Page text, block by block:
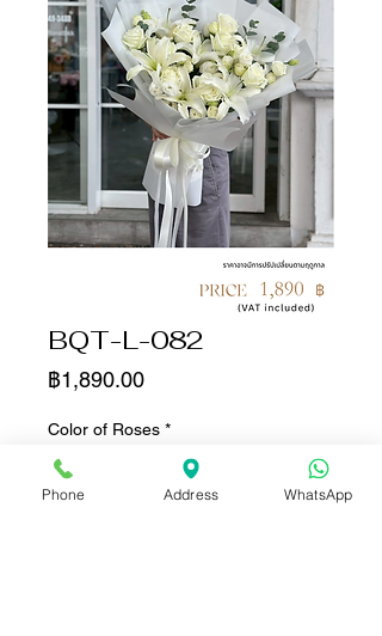
BQT-L-082
฿1,890.00ราคา
Color of Roses *
Phone Address WhatsApp